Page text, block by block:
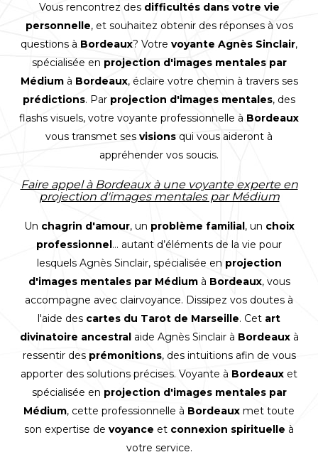
Vous rencontrez des difficultés dans votre vie
personnelle, et souhaitez obtenir des réponses à vos
questions à Bordeaux? Votre voyante Agnès Sinclair,
spécialisée en projection d'images mentales par
Médiumà Bordeaux, éclaire votre chemin à travers ses
prédictions. Par projection d'images mentales, des
flashs visuels, votre voyante professionnelle à Bordeaux
vous transmet ses visions qui vous aideront à
appréhender vos soucis.
Faire appel à Bordeaux à une voyante experte en
projection d'images mentales par Médium
Un chagrin d'amour, un problème familial, un choix
professionnel... autant d’éléments de la vie pour
lesquels Agnès Sinclair, spécialisée en projection
d'images mentales par Médiumà Bordeaux, vous
accompagne avec clairvoyance. Dissipez vos doutes à
l'aide des cartes du Tarot de Marseille. Cet art
divinatoire ancestralaide Agnès Sinclair à Bordeauxà
ressentir des prémonitions, des intuitions afin de vous
apporter des solutions précises. Voyante à Bordeaux et
spécialisée en projection d'images mentales par
Médium, cette professionnelle à Bordeaux met toute
son expertise de voyance et connexion spirituelle à
votre service.